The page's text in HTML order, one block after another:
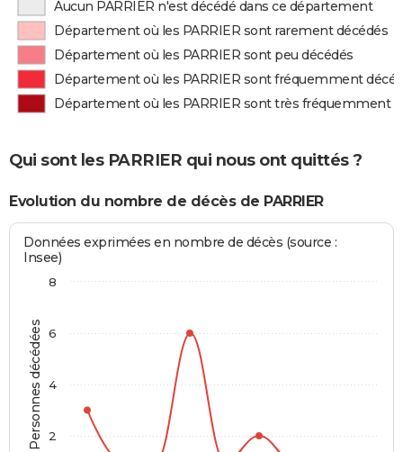
Aucun PARRIER n'est décédé dans ce département
Département où les PARRIER sont rarement décédés
Département où les PARRIER sont peu décédés
Département où les PARRIER sont fréquemment
Département où les PARRIER sont très fréquemment
Qui sont les PARRIER qui nous ont quittés ?
Evolution du nombre de décès de PARRIER
Personnes décédées
Données exprimées en nombre de décès (source :
Insee)
2
4
6
8